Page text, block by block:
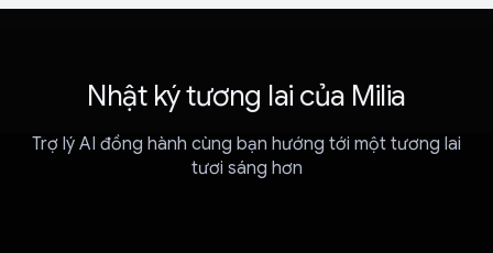
Nhật ký tương lai của Milia
Trợ lý AI đồng hành cùng bạn hướng tới một tương lai
tươi sáng hơn